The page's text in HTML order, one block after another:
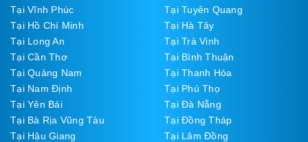
Tại Vĩnh Phúc
Tại Tuyên Quang
Tại Hồ Chí Minh
Tại Hà Tây
Tại Long An
Tại Trà Vinh
Tại Cần Thơ
Tại Bình Thuận
Tại Quảng Nam
Tại Thanh Hóa
Tại Nam Định
Tại Phú Thọ
Tại Yên Bái
Tại Đà Nẵng
Tại Bà Rịa Vũng Tàu
Tại Đồng Tháp
Tại Hậu Giang
Tại Lâm Đồng